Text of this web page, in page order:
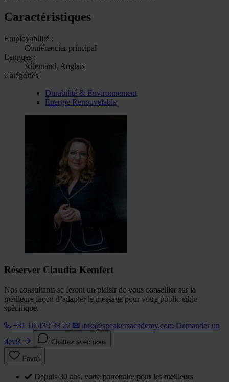
Caractéristiques
Employabilité :
Conférencier principal
Langues :
Allemand, Anglais
Catégories
Durabilité & Environnement
Énergie Renouvelable
Réserver Claudia Kemfert
Nos consultants se feront un plaisir de vous conseiller sur la
meilleure façon d’adapter le message pour votre public cible
spécifique.
+31 10 433 33 22
info@speakersacademy.com Demander un
devis
Chattez avec nous
Favori
Depuis 30 ans, votre partenaire pour les meilleurs